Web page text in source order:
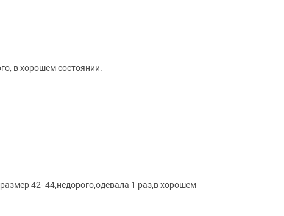
в хорошем состоянии.
42- 44,недорого,одевала 1 раз,в хорошем